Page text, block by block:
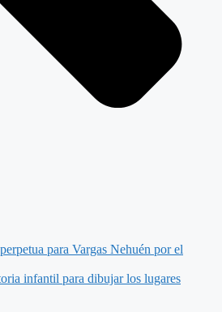
para Vargas Nehuén por el
infantil para dibujar los lugares